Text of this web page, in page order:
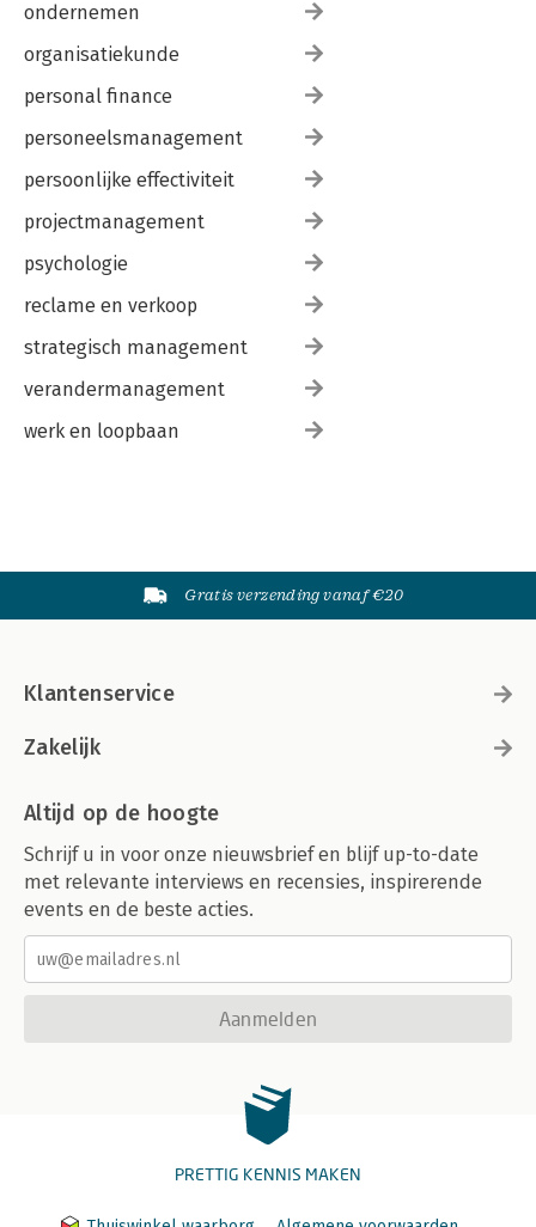
ondernemen
organisatiekunde
personal finance
personeelsmanagement
persoonlijke effectiviteit
projectmanagement
psychologie
reclame en verkoop
strategisch management
verandermanagement
werk en loopbaan
Gratis verzending vanaf €20
Klantenservice
Zakelijk
Altijd op de hoogte
Schrijf u in voor onze nieuwsbrief en blijf up-to-date
met relevante interviews en recensies, inspirerende
events en de beste acties.
Aanmelden
PRETTIG KENNIS MAKEN